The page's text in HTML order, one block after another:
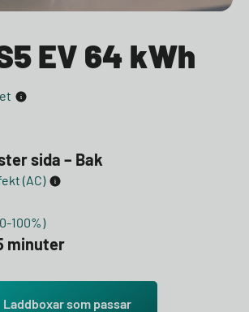
EV 64 kWh
sida – Bak
(AC)
100%)
minuter
Laddboxar som passar